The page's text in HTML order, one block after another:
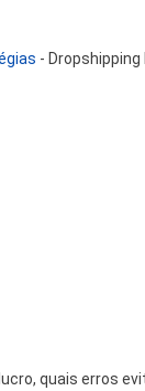
- Dropshipping
quais erros